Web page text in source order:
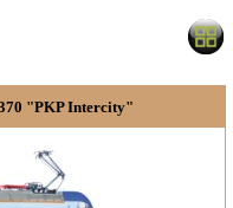
"PKP Intercity"